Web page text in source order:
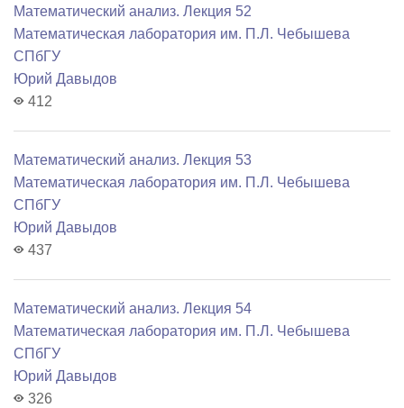
Математический анализ. Лекция 52
Математичеcкая лаборатория им. П.Л. Чебышева
СПбГУ
Юрий Давыдов
412
Математический анализ. Лекция 53
Математичеcкая лаборатория им. П.Л. Чебышева
СПбГУ
Юрий Давыдов
437
Математический анализ. Лекция 54
Математичеcкая лаборатория им. П.Л. Чебышева
СПбГУ
Юрий Давыдов
326